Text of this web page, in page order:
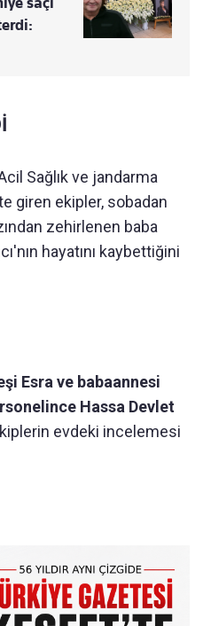
Sağlık ve jandarma
giren ekipler, sobadan
zehirlenen baba
hayatını kaybettiğini
Esra ve babaannesi
Hassa Devlet
evdeki incelemesi